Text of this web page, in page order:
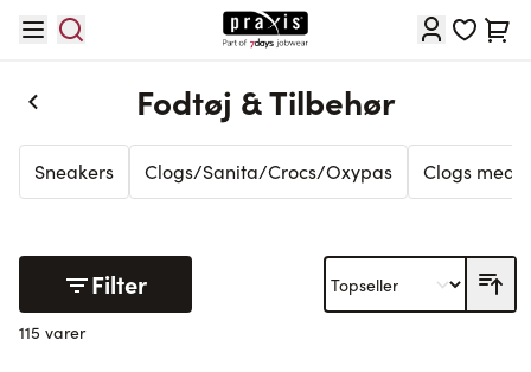
Cart
Fodtøj & Tilbehør
Sneakers Clogs/Sanita/Crocs/Oxypas Clogs med
Filter
115 varer